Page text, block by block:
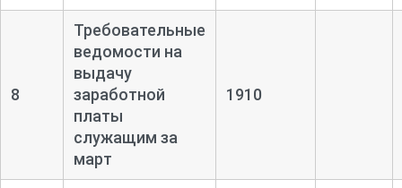
8
Требовательные
ведомости на
выдачу
заработной
платы
служащим за
март
1910